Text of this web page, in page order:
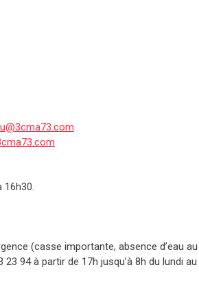
16h30.
(casse importante, absence d’eau
94 à partir de 17h jusqu’à 8h du lundi